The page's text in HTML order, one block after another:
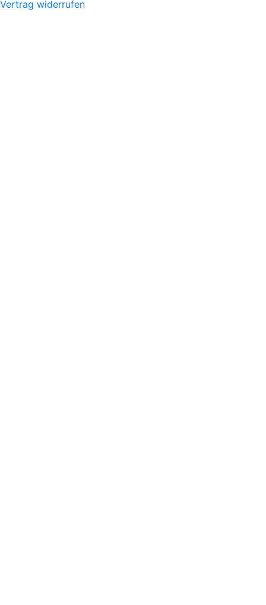
Vertrag widerrufen